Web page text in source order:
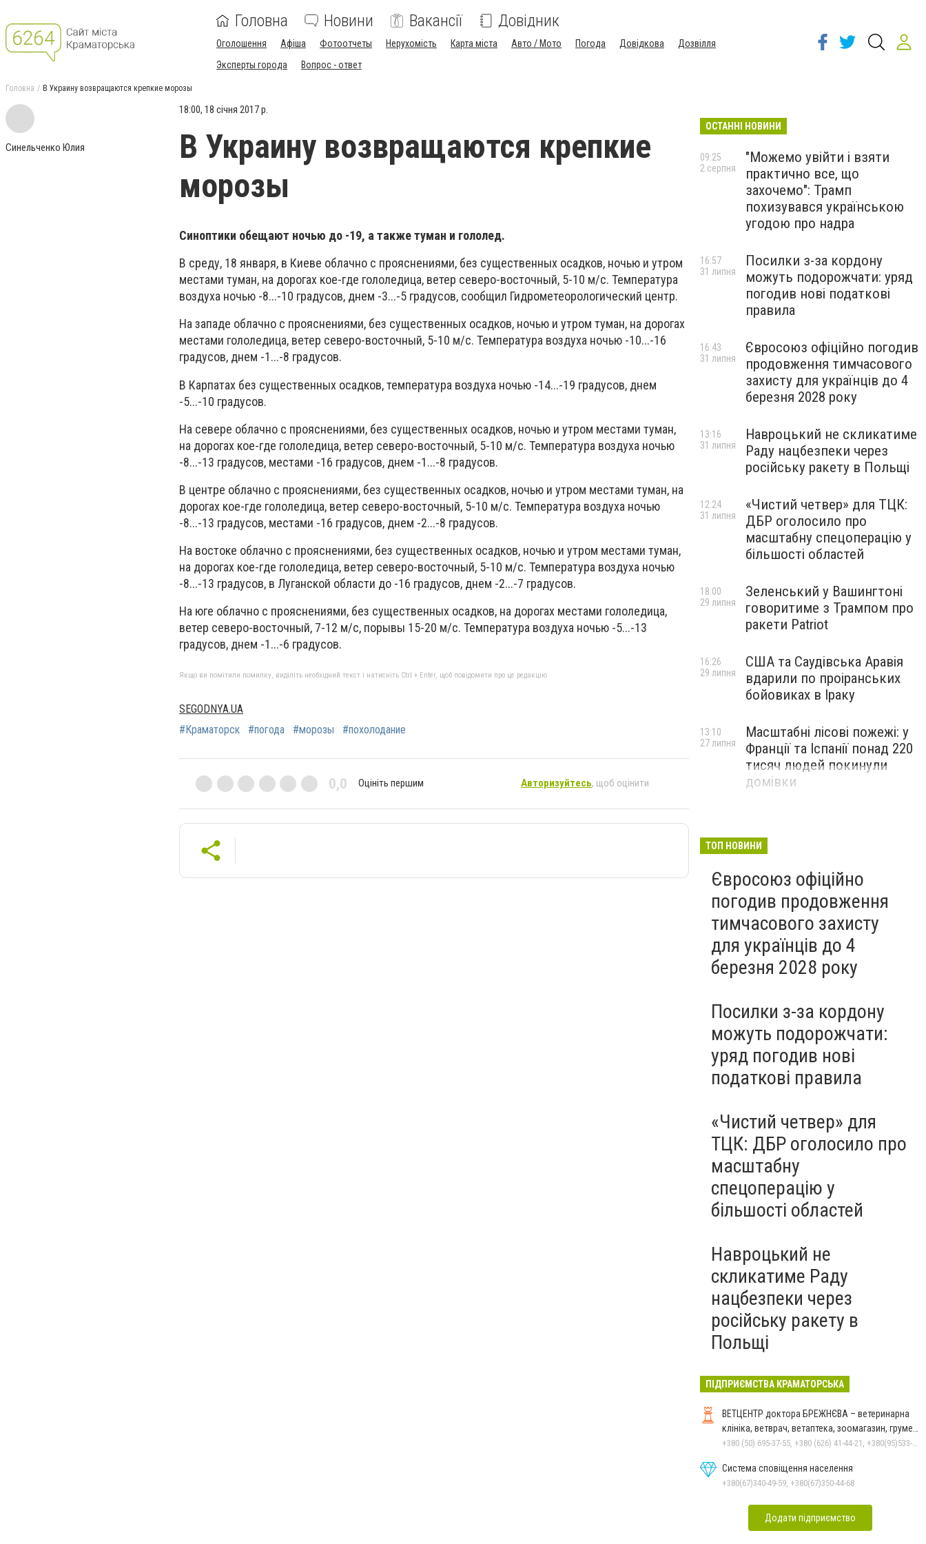
Головна Новини Вакансії Довідник
Оголошення Афіша Фотоотчеты Нерухомість Карта міста Авто / Мото Погода Довідкова
Дозвілля
Эксперты города
Вопрос - ответ
Головна В Украину возвращаются крепкие морозы
Синельченко Юлия
18:00, 18 січня 2017 р.
В Украину возвращаются крепкие
морозы
Синоптики обещают ночью до -19, а также туман и гололед.
В среду, 18 января, в Киеве облачно с прояснениями, без существенных осадков, ночью и утром
местами туман, на дорогах кое-где гололедица, ветер северо-восточный, 5-10 м/с. Температура
воздуха ночью -8...-10 градусов, днем -3...-5 градусов, сообщил Гидрометеорологический центр.
На западе облачно с прояснениями, без существенных осадков, ночью и утром туман, на дорогах
местами гололедица, ветер северо-восточный, 5-10 м/с. Температура воздуха ночью -10...-16
градусов, днем -1...-8 градусов.
В Карпатах без существенных осадков, температура воздуха ночью -14...-19 градусов, днем
-5...-10 градусов.
На севере облачно с прояснениями, без существенных осадков, ночью и утром местами туман,
на дорогах кое-где гололедица, ветер северо-восточный, 5-10 м/с. Температура воздуха ночью
-8...-13 градусов, местами -16 градусов, днем -1...-8 градусов.
В центре облачно с прояснениями, без существенных осадков, ночью и утром местами туман, на
дорогах кое-где гололедица, ветер северо-восточный, 5-10 м/с. Температура воздуха ночью
-8...-13 градусов, местами -16 градусов, днем -2...-8 градусов.
На востоке облачно с прояснениями, без существенных осадков, ночью и утром местами туман,
на дорогах кое-где гололедица, ветер северо-восточный, 5-10 м/с. Температура воздуха ночью
-8...-13 градусов, в Луганской области до -16 градусов, днем -2...-7 градусов.
На юге облачно с прояснениями, без существенных осадков, на дорогах местами гололедица,
ветер северо-восточный, 7-12 м/с, порывы 15-20 м/с. Температура воздуха ночью -5...-13
градусов, днем -1...-6 градусов.
Якщо ви помітили помилку, виділіть необхідний текст і натисніть Ctrl + Enter, щоб повідомити про це редакцію
SEGODNYA.UA
#Краматорск
#погода #морозы #похолодание
0,0 Оцініть першим Авторизуйтесь, щоб оцінити
ОСТАННІ НОВИНИ
"Можемо увійти і взяти
практично все, що
захочемо": Трамп
похизувався українською
угодою про надра
09:25
2 серпня
Посилки з-за кордону
можуть подорожчати: уряд
погодив нові податкові
правила
16:57
31 липня
Євросоюз офіційно погодив
продовження тимчасового
захисту для українців до 4
березня 2028 року
16:43
31 липня
Навроцький не скликатиме
Раду нацбезпеки через
російську ракету в Польщі
13:16
31 липня
«Чистий четвер» для ТЦК:
ДБР оголосило про
масштабну спецоперацію у
більшості областей
12:24
31 липня
Зеленський у Вашингтоні
говоритиме з Трампом про
ракети Patriot
18:00
29 липня
США та Саудівська Аравія
вдарили по проіранських
бойовиках в Іраку
16:26
29 липня
Масштабні лісові пожежі: у
Франції та Іспанії понад 220
тисяч людей покинули
домівки
13:10
27 липня
ТОП НОВИНИ
Євросоюз офіційно
погодив продовження
тимчасового захисту
для українців до 4
березня 2028 року
Посилки з-за кордону
можуть подорожчати:
уряд погодив нові
податкові правила
«Чистий четвер» для
ТЦК: ДБР оголосило про
масштабну
спецоперацію у
більшості областей
Навроцький не
скликатиме Раду
нацбезпеки через
російську ракету в
Польщі
ПІДПРИЄМСТВА КРАМАТОРСЬКА
ВЕТЦЕНТР доктора БРЕЖНЄВА – ветеринарна
клініка, ветврач, ветаптека, зоомагазин, грумер,
стрижки.
+380 (50) 695-37-55, +380 (626) 41-44-21, +380(95)533-90-03
Система сповіщення населення
+380(67)340-49-59, +380(67)350-44-68
Додати підприємство